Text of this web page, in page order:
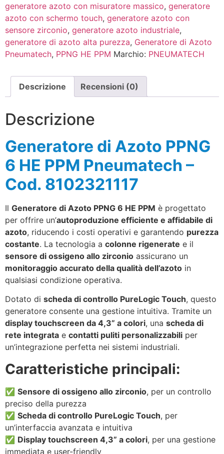
generatore azoto con misuratore massico, generatore
azoto con schermo touch, generatore azoto con
sensore zirconio, generatore azoto industriale,
generatore di azoto alta purezza, Generatore di Azoto
Pneumatech, PPNG HE PPM Marchio: PNEUMATECH
Descrizione Recensioni (0)
Descrizione
Generatore di Azoto PPNG
6 HE PPM Pneumatech –
Cod. 8102321117
Il Generatore di Azoto PPNG 6 HE PPM è progettato
per offrire un’autoproduzione efficiente e affidabile di
azoto, riducendo i costi operativi e garantendo purezza
costante. La tecnologia a colonne rigenerate e il
sensore di ossigeno allo zirconio assicurano un
monitoraggio accurato della qualità dell’azoto in
qualsiasi condizione operativa.
Dotato di scheda di controllo PureLogic Touch, questo
generatore consente una gestione intuitiva. Tramite un
display touchscreen da 4,3” a colori, una scheda di
rete integrata e contatti puliti personalizzabili per
un’integrazione perfetta nei sistemi industriali.
Caratteristiche principali:
✅ Sensore di ossigeno allo zirconio, per un controllo
preciso della purezza
✅ Scheda di controllo PureLogic Touch, per
un’interfaccia avanzata e intuitiva
✅ Display touchscreen 4,3” a colori, per una gestione
immediata e user-friendly